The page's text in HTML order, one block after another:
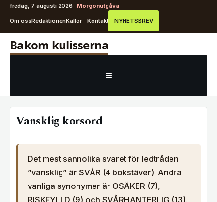
fredag, 7 augusti 2026 · Morgonutgåva
Om ossRedaktionenKällor Kontakt NYHETSBREV
HoppaBakom kulisserna
MENY
Vansklig korsord
Det mest sannolika svaret för ledtråden
”vansklig” är SVÅR (4 bokstäver). Andra
vanliga synonymer är OSÄKER (7),
RISKFYLLD (9) och SVÅRHANTERLIG (13).